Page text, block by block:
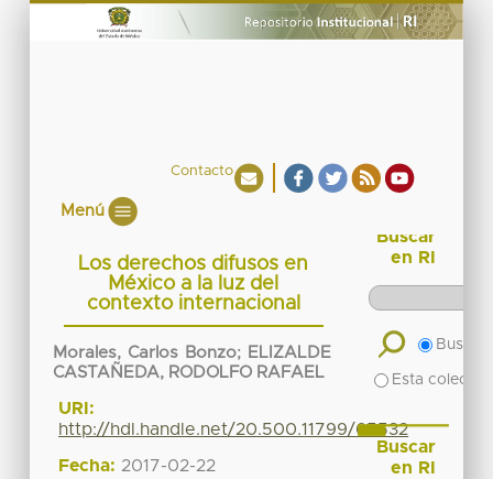
Contacto
Menú
Los derechos difusos en
México a la luz del
contexto internacional
Morales, Carlos Bonzo; ELIZALDE
CASTAÑEDA, RODOLFO RAFAEL
URI:
http://hdl.handle.net/20.500.11799/65532
Fecha: 2017-02-22
Buscar
en RI
Buscar
Esta
Buscar
en RI